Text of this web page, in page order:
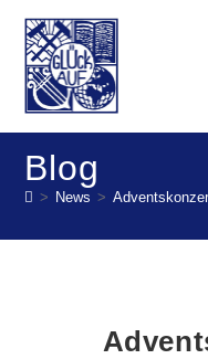
Blog
> News >